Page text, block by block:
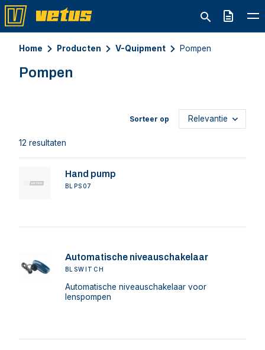
Offerte
Home Producten V-Quipment Pompen
Pompen
12 resultaten
Sorteer op
Hand pump
BLPS07
Automatische niveauschakelaar
BLSWITCH
Automatische niveauschakelaar voor
lenspompen